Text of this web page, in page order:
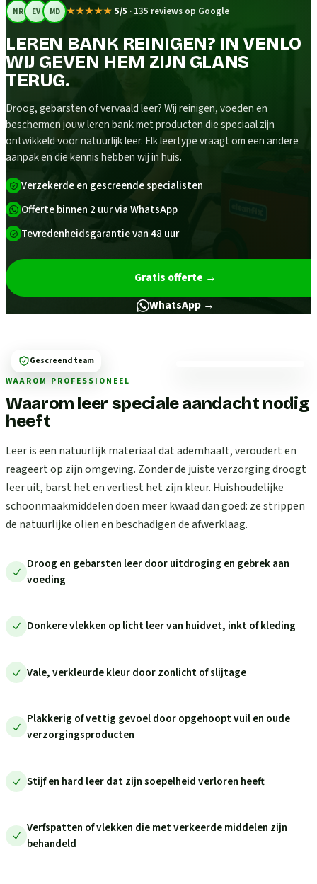
NR EV MD ★★★★★ 5/5 · 135 reviews op Google
LEREN BANK REINIGEN? IN VENLO
WIJ GEVEN HEM ZIJN GLANS
TERUG.
Droog, gebarsten of vervaald leer? Wij reinigen, voeden en
beschermen jouw leren bank met producten die speciaal zijn
ontwikkeld voor natuurlijk leer. Elk leertype vraagt om een andere
aanpak en die kennis hebben wij in huis.
Verzekerde en gescreende specialisten
Offerte binnen 2 uur via WhatsApp
Tevredenheidsgarantie van 48 uur
Gratis offerte →
WhatsApp →
WAAROM PROFESSIONEEL
Waarom leer speciale aandacht nodig
heeft
Leer is een natuurlijk materiaal dat ademhaalt, veroudert en
reageert op zijn omgeving. Zonder de juiste verzorging droogt
leer uit, barst het en verliest het zijn kleur. Huishoudelijke
schoonmaakmiddelen doen meer kwaad dan goed: ze strippen
de natuurlijke olien en beschadigen de afwerklaag.
Droog en gebarsten leer door uitdroging en gebrek aan
voeding
Donkere vlekken op licht leer van huidvet, inkt of kleding
Vale, verkleurde kleur door zonlicht of slijtage
Plakkerig of vettig gevoel door opgehoopt vuil en oude
verzorgingsproducten
Stijf en hard leer dat zijn soepelheid verloren heeft
Verfspatten of vlekken die met verkeerde middelen zijn
behandeld
Gescreend team